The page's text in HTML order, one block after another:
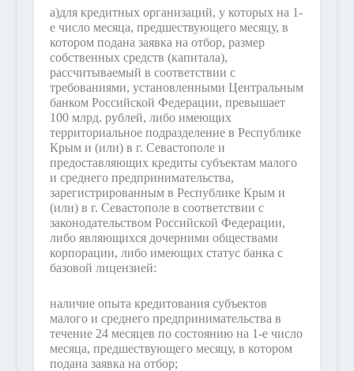
а)для кредитных организаций, у которых на 1-
е число месяца, предшествующего месяцу, в
котором подана заявка на отбор, размер
собственных средств (капитала),
рассчитываемый в соответствии с
требованиями, установленными Центральным
банком Российской Федерации, превышает
100 млрд. рублей, либо имеющих
территориальное подразделение в Республике
Крым и (или) в г. Севастополе и
предоставляющих кредиты субъектам малого
и среднего предпринимательства,
зарегистрированным в Республике Крым и
(или) в г. Севастополе в соответствии с
законодательством Российской Федерации,
либо являющихся дочерними обществами
корпорации, либо имеющих статус банка с
базовой лицензией:
наличие опыта кредитования субъектов
малого и среднего предпринимательства в
течение 24 месяцев по состоянию на 1-е число
месяца, предшествующего месяцу, в котором
подана заявка на отбор;